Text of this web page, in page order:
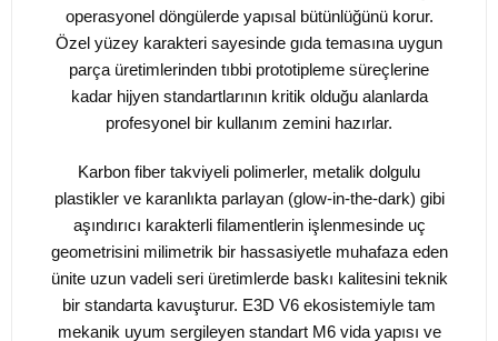
operasyonel döngülerde yapısal bütünlüğünü korur.
Özel yüzey karakteri sayesinde gıda temasına uygun
parça üretimlerinden tıbbi prototipleme süreçlerine
kadar hijyen standartlarının kritik olduğu alanlarda
profesyonel bir kullanım zemini hazırlar.
Karbon fiber takviyeli polimerler, metalik dolgulu
plastikler ve karanlıkta parlayan (glow-in-the-dark) gibi
aşındırıcı karakterli filamentlerin işlenmesinde uç
geometrisini milimetrik bir hassasiyetle muhafaza eden
ünite uzun vadeli seri üretimlerde baskı kalitesini teknik
bir standarta kavuşturur. E3D V6 ekosistemiyle tam
mekanik uyum sergileyen standart M6 vida yapısı ve